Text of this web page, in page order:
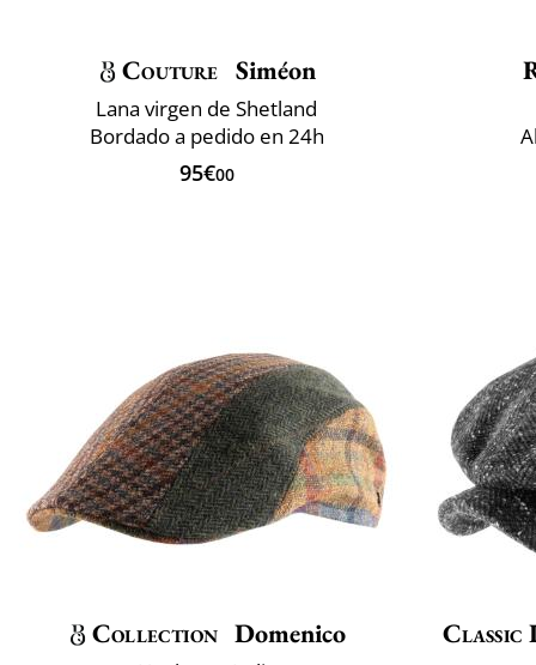
Couture Siméon
Lana virgen de Shetland
Bordado a pedido en 24h
95€00
Collection Domenico